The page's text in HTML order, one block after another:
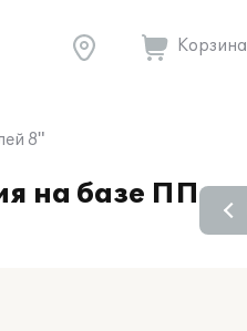
Корзина
8"
на базе ПП